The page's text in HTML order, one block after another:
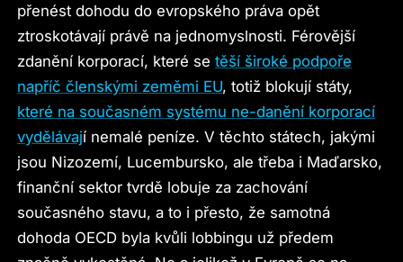
přenést dohodu do evropského práva opět
ztroskotávají právě na jednomyslnosti. Férovější
zdanění korporací, které setěší široké podpoře
napříč členskými zeměmi EU, totiž blokují státy,
které na současném systému ne-danění korporací
vydělávají nemalé peníze. V těchto státech, jakými
jsou Nizozemí, Lucembursko, ale třeba i Maďarsko,
finanční sektor tvrdě lobuje za zachování
současného stavu, a to i přesto, že samotná
dohoda OECD byla kvůli lobbingu už předem